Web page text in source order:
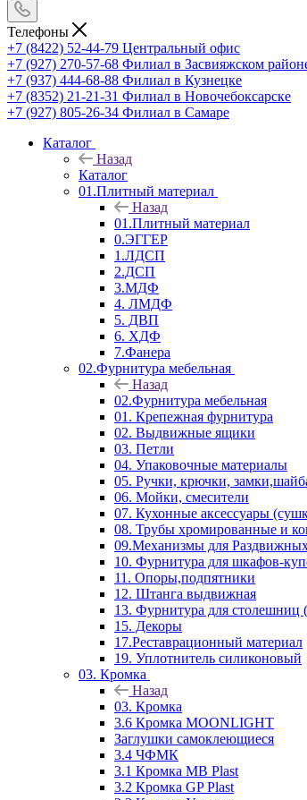
Телефоны
+7 (8422) 52-44-79 Центральный офис
+7 (927) 270-57-68 Филиал в Засвияжском
+7 (937) 444-68-88 Филиал в Кузнецке
+7 (8352) 21-21-31 Филиал в Новочебоксарске
+7 (927) 805-26-34 Филиал в Самаре
Каталог
Назад
Каталог
01.Плитный материал
Назад
01.Плитный материал
0.ЭГГЕР
1.ЛДСП
2.ДСП
3.МДФ
4. ЛМДФ
5. ДВП
6. ХДФ
7.Фанера
02.Фурнитура мебельная
Назад
02.Фурнитура мебельная
01. Крепежная фурнитура
02. Выдвижные ящики
03. Петли
04. Упаковочные материалы
05. Ручки, крючки,
06. Мойки, смесители
07. Кухонные аксессуары
08. Трубы хромированные и
09.Механизмы для
10. Фурнитура для шкафов-
11. Опоры,подпятники
12. Штанга выдвижная
13. Фурнитура для столешниц
15. Декоры
17.Реставрационный материал
19. Уплотнитель силиконовый
03. Кромка
Назад
03. Кромка
3.6 Кромка MOONLIGHT
Заглушки самоклеющиеся
3.4 ЧФМК
3.1 Кромка MB Plast
3.2 Кромка GP Plast